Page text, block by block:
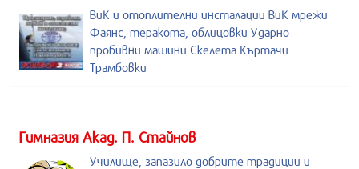
ВиК и отоплителни инсталации ВиК мрежи
Фаянс, теракота, облицовки Ударно
пробивни машини Скелета Къртачи
Трамбовки
Гимназия Акад. П. Стайнов
Училище, запазило добрите традиции и